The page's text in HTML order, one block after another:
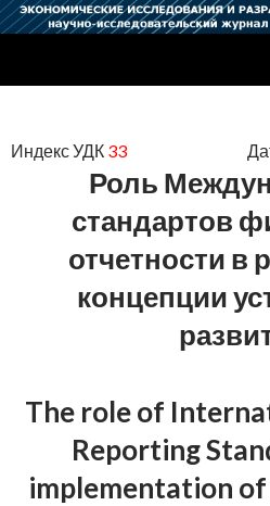
Индекс УДК 33
Роль
стандартов
отчетности в
концепции
The role of
Reporting
implementation